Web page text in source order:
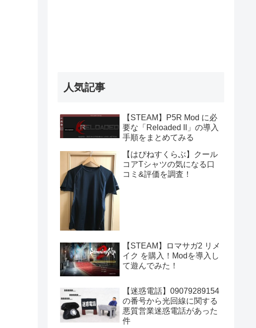
人気記事
【STEAM】P5R Mod に必
要な「Reloaded II」の導入
手順をまとめてみる
【はぴねすくらぶ】クール
コアTシャツの気になる口
コミ&評価を調査！
【STEAM】ロマサガ2 リメ
イク を購入！Modを導入し
て遊んでみた！
【迷惑電話】09079289154
の番号から光回線に関する
悪質営業迷惑電話があった
件